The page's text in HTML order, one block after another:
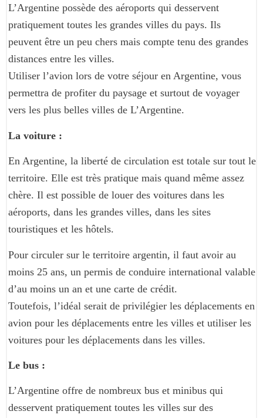
L’Argentine possède des aéroports qui desservent
pratiquement toutes les grandes villes du pays. Ils
peuvent être un peu chers mais compte tenu des grandes
distances entre les villes.
Utiliser l’avion lors de votre séjour en Argentine, vous
permettra de profiter du paysage et surtout de voyager
vers les plus belles villes de L’Argentine.
La voiture :
En Argentine, la liberté de circulation est totale sur tout le
territoire. Elle est très pratique mais quand même assez
chère. Il est possible de louer des voitures dans les
aéroports, dans les grandes villes, dans les sites
touristiques et les hôtels.
Pour circuler sur le territoire argentin, il faut avoir au
moins 25 ans, un permis de conduire international valable
d’au moins un an et une carte de crédit.
Toutefois, l’idéal serait de privilégier les déplacements en
avion pour les déplacements entre les villes et utiliser les
voitures pour les déplacements dans les villes.
Le bus :
L’Argentine offre de nombreux bus et minibus qui
desservent pratiquement toutes les villes sur des